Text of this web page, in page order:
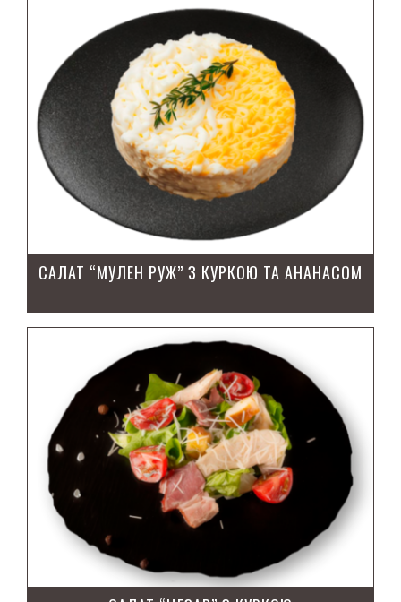
САЛАТ “МУЛЕН РУЖ” З КУРКОЮ ТА АНАНАСОМ